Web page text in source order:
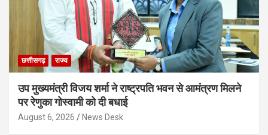
छत्तीसगढ़ राज्य
उप मुख्यमंत्री विजय शर्मा ने राष्ट्रपति भवन से आमंत्रण मिलने
पर रेणुका गोस्वामी को दी बधाई
August 6, 2026 News Desk